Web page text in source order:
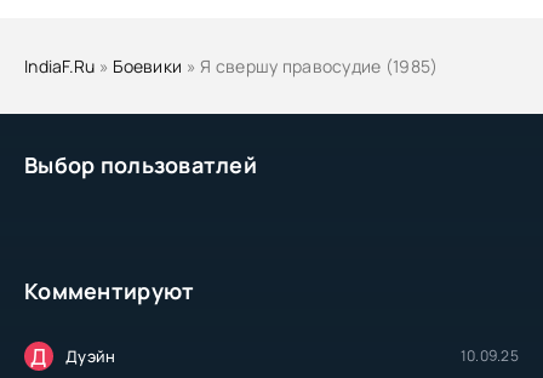
Выбор пользоватлей
Комментируют
Д Дуэйн 10.09.25
IndiaF.Ru » Боевики » Я свершу правосудие (1985)